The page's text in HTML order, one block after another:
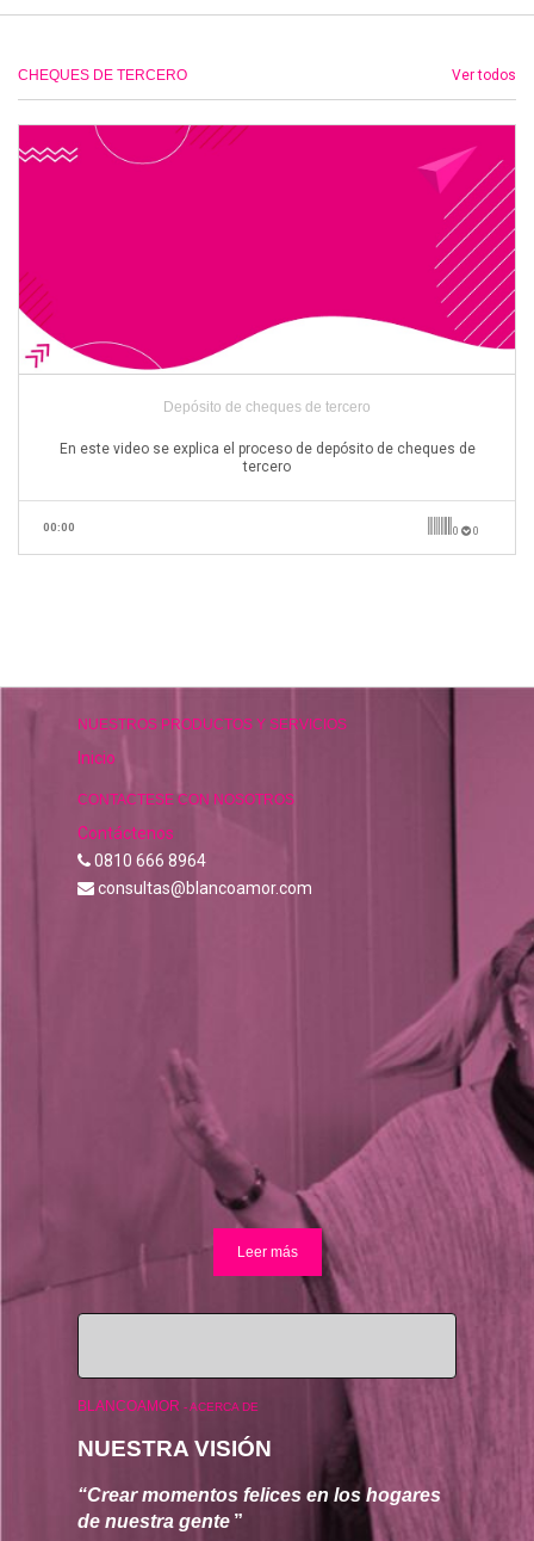
CHEQUES DE TERCERO Ver todos
Depósito de cheques de tercero
En este video se explica el proceso de depósito de cheques de
tercero
00:00 0 0
NUESTROS PRODUCTOS Y SERVICIOS
Inicio
CONTACTESE CON NOSOTROS
Contáctenos
0810 666 8964
consultas@blancoamor.com
Leer más
BLANCOAMOR -ACERCA DE
NUESTRA VISIÓN
“Crear momentos felices en los hogares
de nuestra gente ”